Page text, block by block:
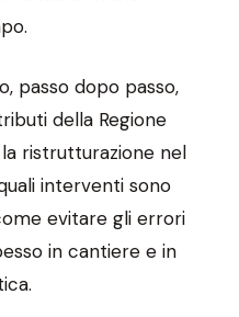
passo dopo passo,
della Regione
la ristrutturazione nel
interventi sono
evitare gli errori
in cantiere e in